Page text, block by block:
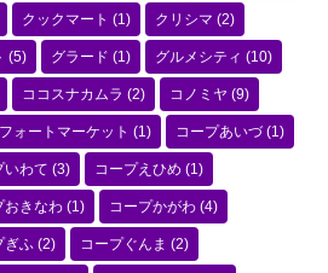
クックマート (1) クリシマ (2)
(5) グラード (1) グルメシティ (10)
ココスナカムラ (2) コノミヤ (9)
ォートマーケット (1) コープあいづ(1)
いわて (3) コープえひめ (1)
おきなわ (1) コープかがわ (4)
ぎふ (2) コープぐんま (2)